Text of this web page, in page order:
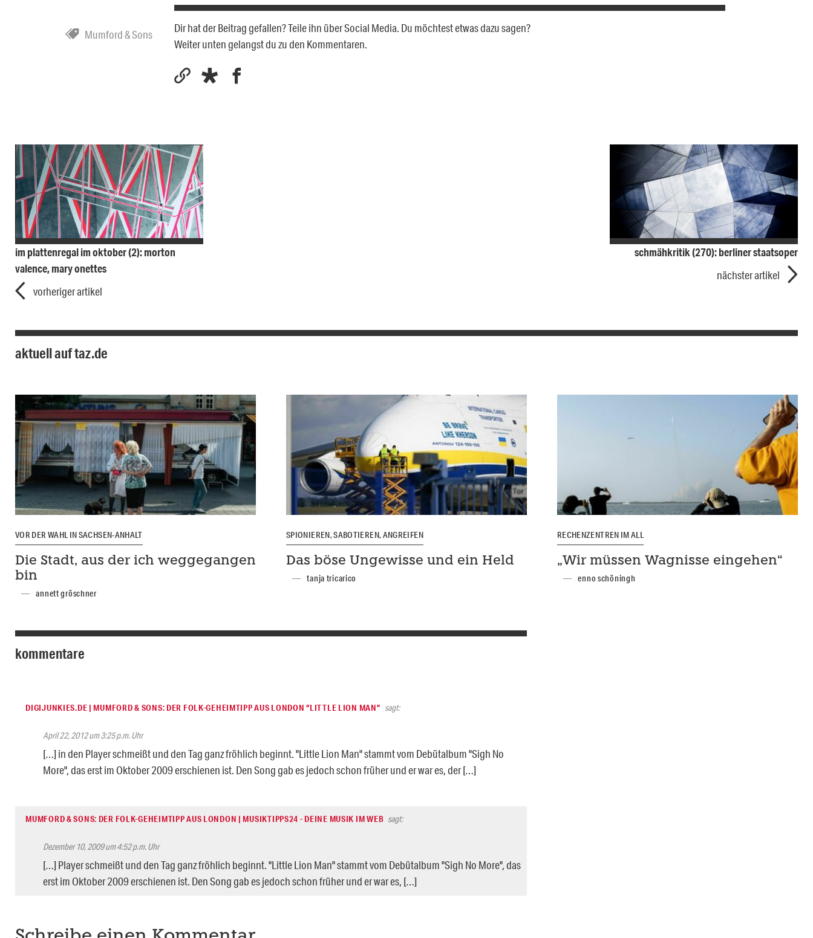
Mumford & Sons
Dir hat der Beitrag gefallen? Teile ihn über Social Media. Du möchtest etwas dazu sagen?
Weiter unten gelangst du zu den Kommentaren.
im plattenregal im oktober (2): morton
valence, mary onettes
vorheriger artikel
schmähkritik (270): berliner staatsoper
nächster artikel
aktuell auf taz.de
VOR DER WAHL IN SACHSEN-ANHALT
Die Stadt, aus der ich weggegangen
bin
annett gröschner
SPIONIEREN, SABOTIEREN, ANGREIFEN
Das böse Ungewisse und ein Held
tanja tricarico
RECHENZENTREN IM ALL
„Wir müssen Wagnisse eingehen“
enno schöningh
kommentare
DIGIJUNKIES.DE | MUMFORD & SONS: DER FOLK-GEHEIMTIPP AUS LONDON “LITTLE LION MAN” sagt:
April 22, 2012 um 3:25 p.m. Uhr
[…] in den Player schmeißt und den Tag ganz fröhlich beginnt. "Little Lion Man" stammt vom Debütalbum "Sigh No
More", das erst im Oktober 2009 erschienen ist. Den Song gab es jedoch schon früher und er war es, der […]
MUMFORD & SONS: DER FOLK-GEHEIMTIPP AUS LONDON | MUSIKTIPPS24 - DEINE MUSIK IM WEB sagt:
Dezember 10, 2009 um 4:52 p.m. Uhr
[…] Player schmeißt und den Tag ganz fröhlich beginnt. "Little Lion Man" stammt vom Debütalbum "Sigh No More", das
erst im Oktober 2009 erschienen ist. Den Song gab es jedoch schon früher und er war es, […]